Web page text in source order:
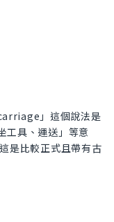
」這個說法是
工具、運送」等意
是比較正式且帶有古